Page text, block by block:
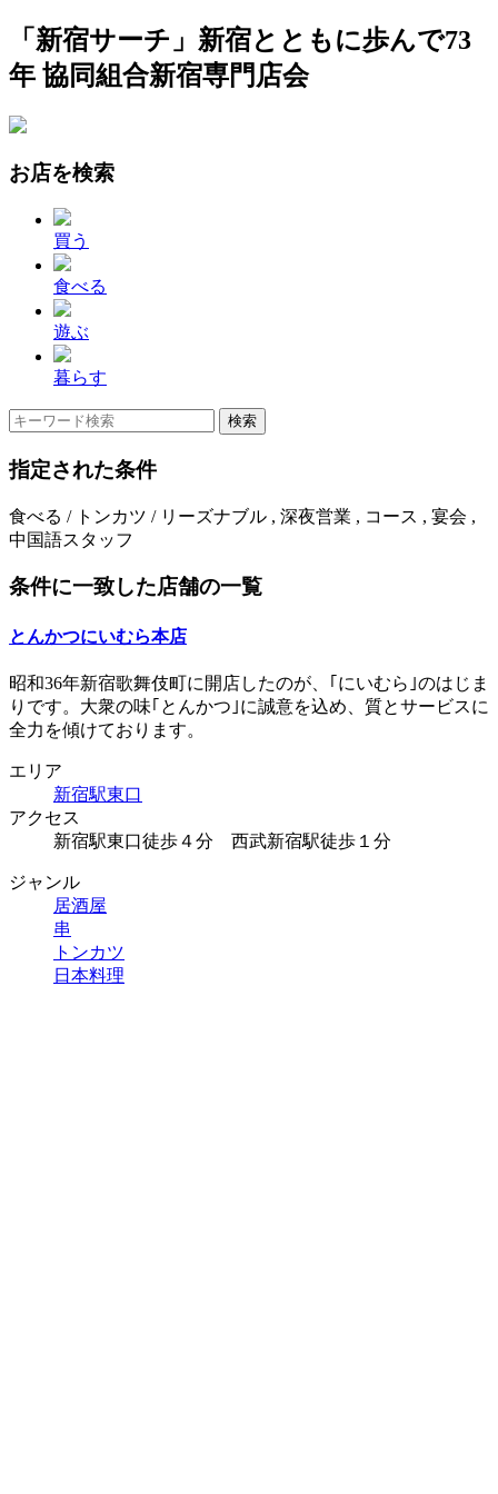
「新宿サーチ」新宿とともに歩んで73
年 協同組合新宿専門店会
お店を検索
買う
食べる
遊ぶ
暮らす
指定された条件
食べる / トンカツ / リーズナブル , 深夜営業 , コース , 宴会 ,
中国語スタッフ
条件に一致した店舗の一覧
とんかつにいむら本店
昭和36年新宿歌舞伎町に開店したのが、｢にいむら｣のはじま
りです。大衆の味｢とんかつ｣に誠意を込め、質とサービスに
全力を傾けております。
エリア
新宿駅東口
アクセス
新宿駅東口徒歩４分 西武新宿駅徒歩１分
ジャンル
居酒屋
串
トンカツ
日本料理